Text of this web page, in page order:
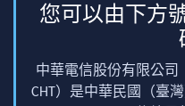
您可以由下方
中華電信股份有限公司
CHT）是中華民國（臺